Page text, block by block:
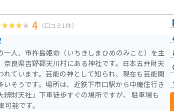
できます。 バイクで訪れる場合、道の
した駐車場が完備されているので安心です。周辺に
国立公園の絶景を望むワインディングロードが続く
ングの拠点としても最適です。特に、高野龍神スカ
関西屈指の絶景ロードとして知られており、多くの
了しています。
4 （口コミ1件）
一人、市杵島姫命（いちきしまひめのみこと）を主
奈良県吉野郡天川村にある神社です。日本五弁財天
れています。芸能の神として知られ、現在も芸能関
いそうです。場所は、近鉄下市口駅から中庵住行き
辨財天社」下車徒歩すぐの場所ですが、 駐車場も
可能です。